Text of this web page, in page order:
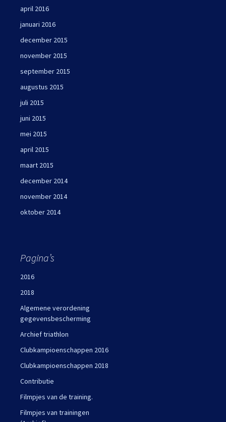
april 2016
januari 2016
december 2015
november 2015
september 2015
augustus 2015
juli 2015
juni 2015
mei 2015
april 2015
maart 2015
december 2014
november 2014
oktober 2014
Pagina’s
2016
2018
Algemene verordening
gegevensbescherming
Archief triathlon
Clubkampioenschappen 2016
Clubkampioenschappen 2018
Contributie
Filmpjes van de training.
Filmpjes van trainingen